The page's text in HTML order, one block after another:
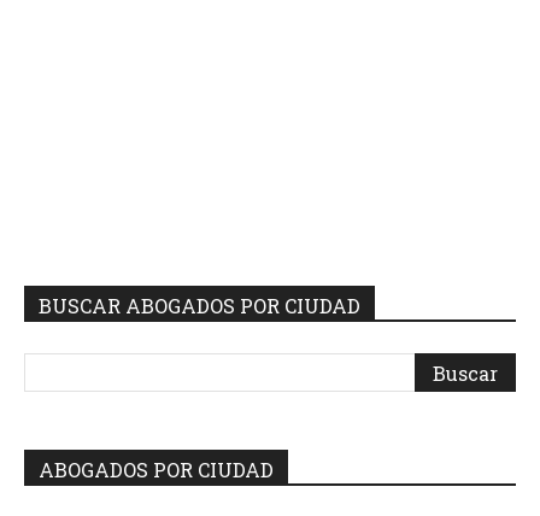
BUSCAR ABOGADOS POR CIUDAD
ABOGADOS POR CIUDAD